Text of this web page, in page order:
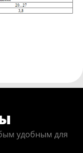
удобным для